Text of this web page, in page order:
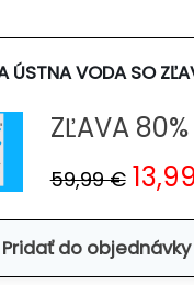
ÚSTNA VODA SO
ZĽAVA 80%
59,99 €
Pridať do objednávky